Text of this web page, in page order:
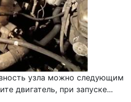
узла можно следующим
двигатель, при запуске...